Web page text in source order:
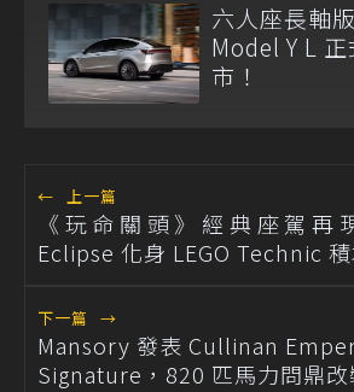
六人座長軸
Model Y L
市！
← 上一篇
《玩命關頭》經典座駕再
Eclipse 化身 LEGO Technic
下一篇 →
Mansory 發表 Cullinan
Signature，820 匹馬力問鼎改